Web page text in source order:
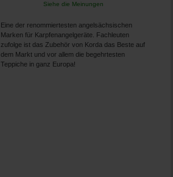
Siehe die Meinungen
Eine der renommiertesten angelsächsischen
Marken für Karpfenangelgeräte. Fachleuten
zufolge ist das Zubehör von Korda das Beste auf
dem Markt und vor allem die begehrtesten
Teppiche in ganz Europa!